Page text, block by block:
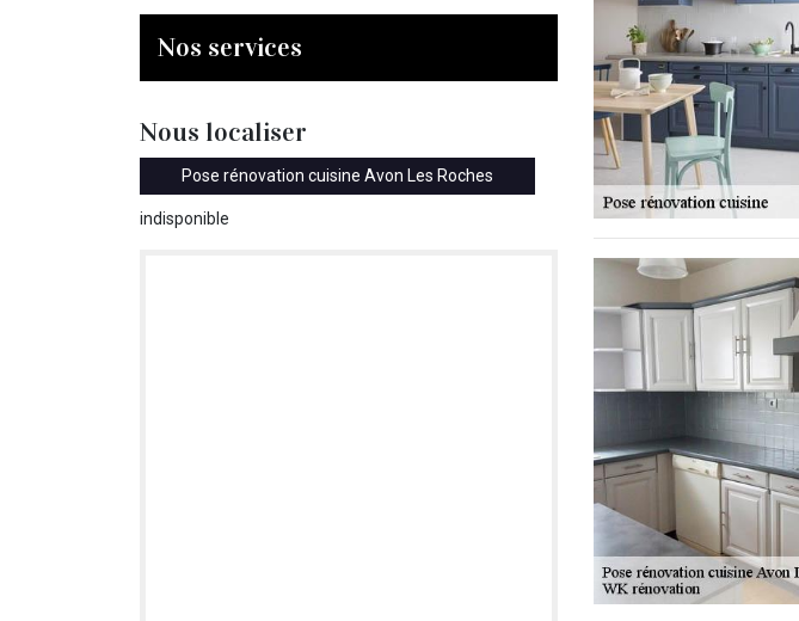
Nos services
Nous localiser
Pose rénovation cuisine Avon Les Roches
indisponible